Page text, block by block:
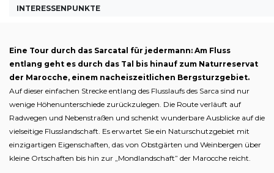
INTERESSENPUNKTE
Eine Tour durch das Sarcatal für jedermann: Am Fluss
entlang geht es durch das Tal bis hinauf zum Naturreservat
der Marocche, einem nacheiszeitlichen Bergsturzgebiet.
Auf dieser einfachen Strecke entlang des Flusslaufs des Sarca sind nur
wenige Höhenunterschiede zurückzulegen. Die Route verläuft auf
Radwegen und Nebenstraßen und schenkt wunderbare Ausblicke auf die
vielseitige Flusslandschaft. Es erwartet Sie ein Naturschutzgebiet mit
einzigartigen Eigenschaften, das von Obstgärten und Weinbergen über
kleine Ortschaften bis hin zur „Mondlandschaft” der Marocche reicht.